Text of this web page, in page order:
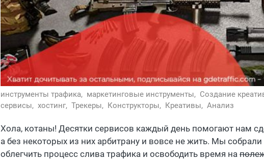
инструменты трафика, маркетинговые инструменты, Создание
сервисы, хостинг, Трекеры, Конструкторы, Креативы, Анализ
Хола, котаны! Десятки сервисов каждый день помогают нам
а без некоторых из них арбитрану и вовсе не жить. Мы
облегчить процесс слива трафика и освободить время на